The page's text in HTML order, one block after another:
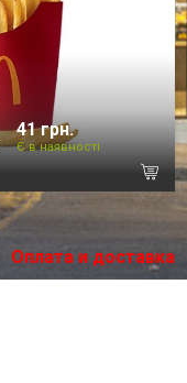
41 грн.
Є в наявності
Оплата и доставка